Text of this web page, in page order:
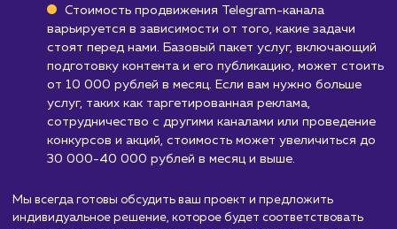
Узнать почему
Стоимость
Telegram канала